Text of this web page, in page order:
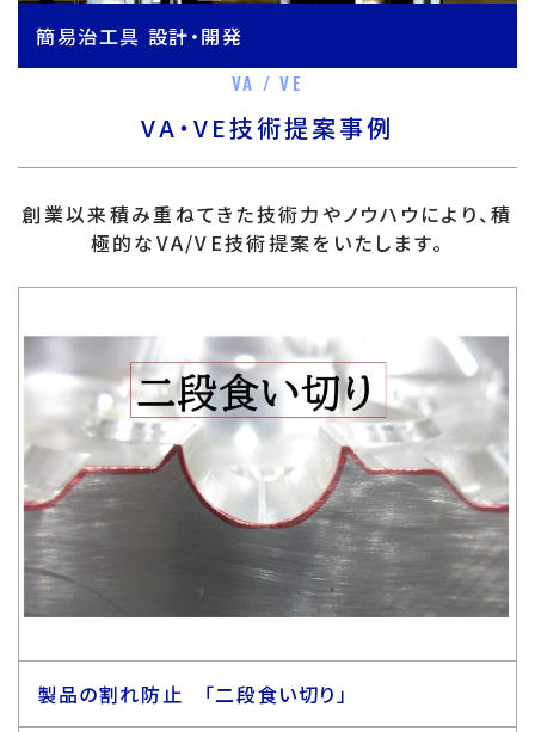
簡易治工具 設計・開発
VA / VE
VA・VE技術提案事例
創業以来積み重ねてきた技術力やノウハウにより、積
極的なVA/VE技術提案をいたします。
製品の割れ防止 「二段食い切り」